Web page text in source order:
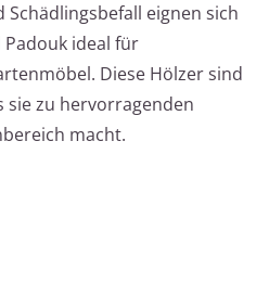
eignen sich
ideal für
Diese Hölzer sind
sie zu hervorragenden
macht.